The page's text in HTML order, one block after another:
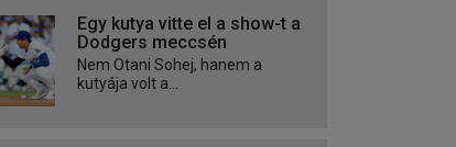
Egy kutya vitte el a show-t a
Dodgers meccsén
Nem Otani Sohej, hanem a
kutyája volt a...